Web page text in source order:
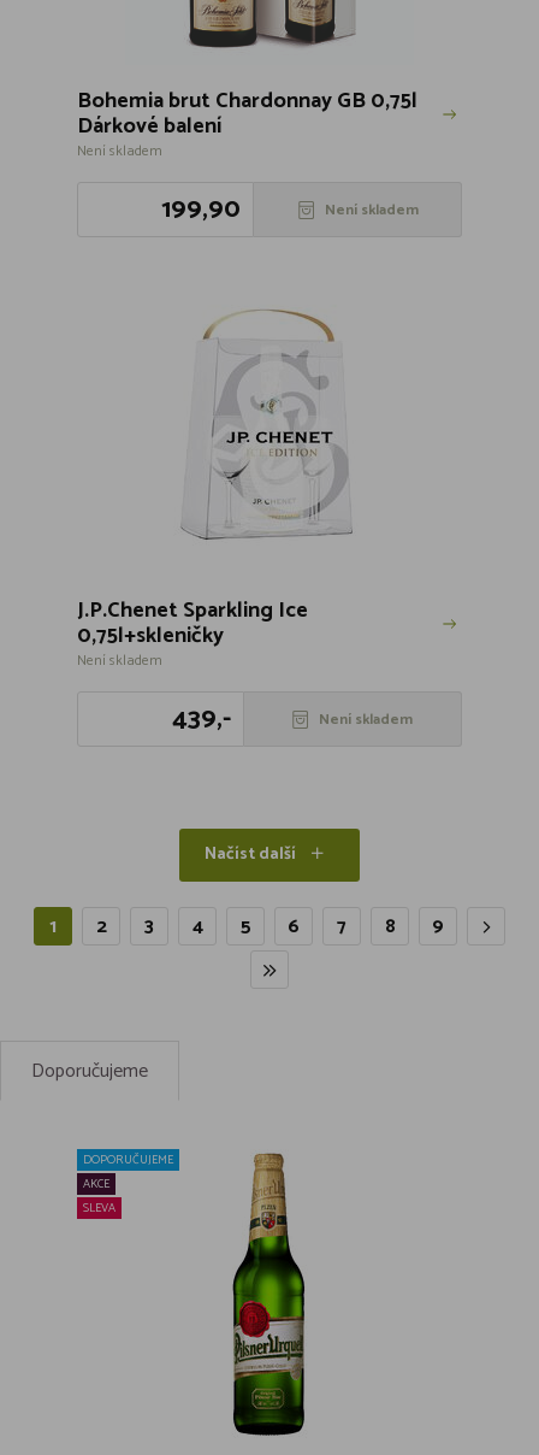
Bohemia brut Chardonnay GB 0,75l
Dárkové balení
Není skladem
199,90 Není skladem
J.P.Chenet Sparkling Ice
0,75l+skleničky
Není skladem
439,- Není skladem
Načíst další
1 2 3 4 5 6 7 8 9
Doporučujeme
DOPORUČUJEME
AKCE
SLEVA